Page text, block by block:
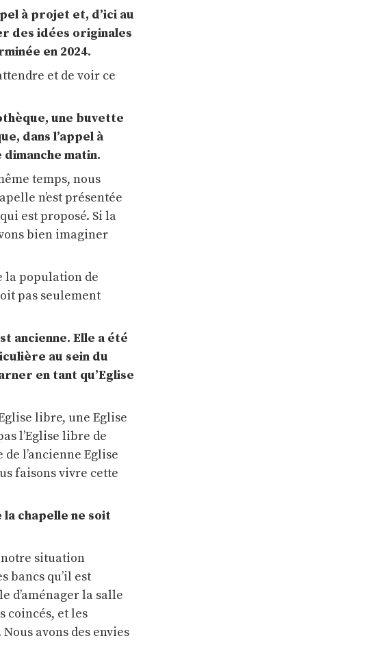
à projet et, d’ici au
des idées originales
en 2024.
et de voir ce
une buvette
dans l’appel à
matin.
temps, nous
n’est présentée
est proposé. Si la
bien imaginer
la population de
pas seulement
ancienne. Elle a été
au sein du
en tant qu’Eglise
libre, une Eglise
l’Eglise libre de
l’ancienne Eglise
faisons vivre cette
la chapelle ne soit
notre situation
bancs qu’il est
d’aménager la salle
coincés, et les
avons des envies